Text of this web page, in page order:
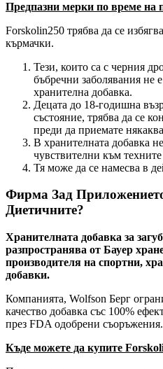
Предпазни мерки по време на
Forskolin250 трябва да се
кърмачки.
Тези, които са с черния
бъбречни заболявания не
хранителна добавка.
Децата до 18-годишна
състояние, трябва да се
преди да приемате
В хранителната добавка
чувствителни към техните
Тя може да се намесва в
Фирма Зад
Диетичните?
Хранителната добавка за
разпространява от Бауер
производителя на спортни,
добавки.
Компанията, Wolfson Берг
качество добавка със 100%
през FDA одобрени съоръжения.
Къде можете да купите